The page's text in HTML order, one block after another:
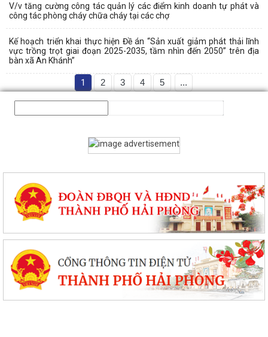
V/v tăng cường công tác quản lý các điểm kinh doanh tự phát và
công tác phòng cháy chữa cháy tại các chợ
Kế hoạch triển khai thực hiện Đề án “Sản xuất giảm phát thải lĩnh
vực trồng trọt giai đoạn 2025-2035, tầm nhìn đến 2050” trên địa
bàn xã An Khánh”
1 2 3 4 5 ...